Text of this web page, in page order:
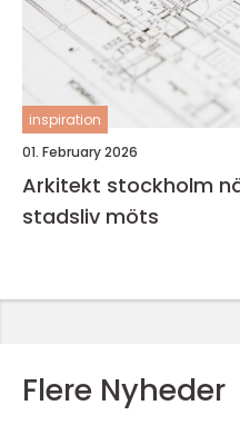
inspiration
01. February 2026
Arkitekt stockholm när form, funktion och
stadsliv möts
Flere Nyheder